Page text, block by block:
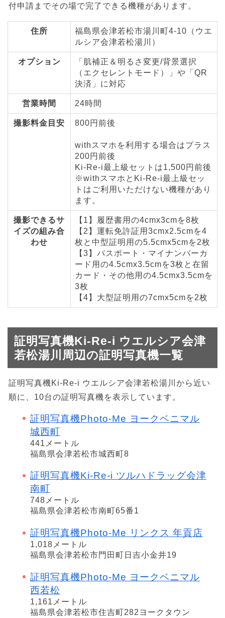
付申請までその場で完了できる機種があります。
住所
福島県会津若松市湯川町4-10（ウエ
ルシア会津若松湯川）
オプション
「肌補正＆明るさ変更/背景選択
（エクセレントモード）」や「QR
決済」に対応
営業時間 24時間
撮影料金目安 800円前後
withスマホを利用する場合はプラス
200円前後
Ki-Re-i最上級セットは1,500円前後
※withスマホとKi-Re-i最上級セッ
トはご利用いただけない機種があり
ます。
撮影できるサ
イズの組み合
わせ
【1】履歴書用の4cmx3cmを8枚
【2】運転免許証用3cmx2.5cmを4
枚と中型証明用の5.5cmx5cmを2枚
【3】パスポート・マイナンバーカ
ード用の4.5cmx3.5cmを3枚と在留
カード・その他用の4.5cmx3.5cmを
3枚
【4】大型証明用の7cmx5cmを2枚
証明写真機Ki-Re-i ウエルシア会津
若松湯川周辺の証明写真機一覧
証明写真機Ki-Re-i ウエルシア会津若松湯川から近い
順に、10台の証明写真機を表示しています。
証明写真機Photo-Me ヨークベニマル
城西町
441メートル
福島県会津若松市城西町8
証明写真機Ki-Re-i ツルハドラッグ会津
南町
748メートル
福島県会津若松市南町65番1
証明写真機Photo-Me リンクス 年貢店
1,018メートル
福島県会津若松市門田町日吉小金井19
証明写真機Photo-Me ヨークベニマル
西若松
1,161メートル
福島県会津若松市住吉町282ヨークタウン